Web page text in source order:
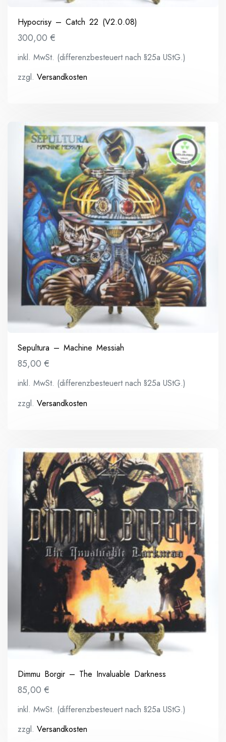
Hypocrisy – Catch 22 (V2.0.08)
300,00 €
inkl. MwSt. (differenzbesteuert nach §25a UStG.)
zzgl. Versandkosten
Sepultura – Machine Messiah
85,00 €
inkl. MwSt. (differenzbesteuert nach §25a UStG.)
zzgl. Versandkosten
Dimmu Borgir – The Invaluable Darkness
85,00 €
inkl. MwSt. (differenzbesteuert nach §25a UStG.)
zzgl. Versandkosten